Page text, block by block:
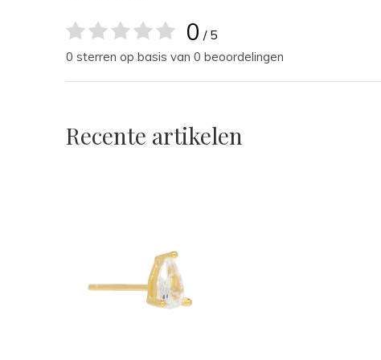
0 / 5
0 sterren op basis van 0 beoordelingen
Recente artikelen